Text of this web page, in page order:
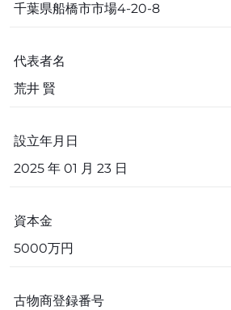
千葉県船橋市市場4-20-8
代表者名
荒井 賢
設立年月日
2025 年 01 月 23 日
資本金
5000万円
古物商登録番号